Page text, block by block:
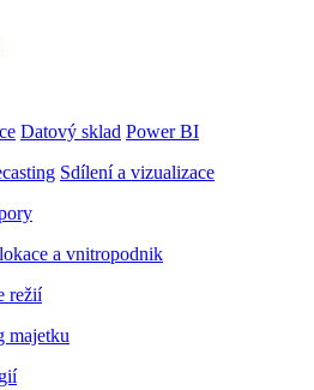
Datový sklad Power BI
Sdílení a vizualizace
a vnitropodnik
režií
majetku